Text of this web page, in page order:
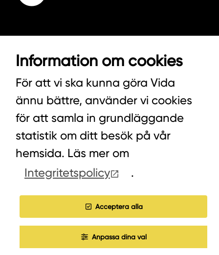
BOX 100
VÄXEL HUVUDKONTORET: 0472-439 00
VÄXEL PELLETS/STALLSTRÖ: 0393-216 50
HITTA INKÖPARE
COOKIES
JOBBA HOS OSS
Information om cookies
För att vi ska kunna göra Vida
ännu bättre, använder vi cookies
för att samla in grundläggande
statistik om ditt besök på vår
hemsida. Läs mer om
Integritetspolicy
.
Acceptera alla
Anpassa dina val